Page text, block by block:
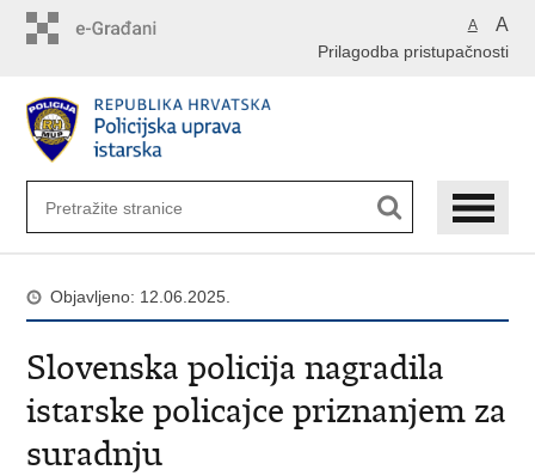
A A
Prilagodba pristupačnosti
Objavljeno: 12.06.2025.
Slovenska policija nagradila
istarske policajce priznanjem za
suradnju